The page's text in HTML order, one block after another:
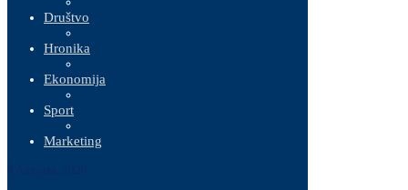
Društvo
Hronika
Ekonomija
Sport
Marketing